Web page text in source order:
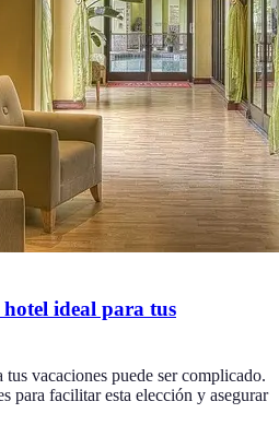
hotel ideal para tus
vacaciones puede ser complicado.
para facilitar esta elección y asegurar